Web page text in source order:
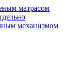
матрасом
механизмом